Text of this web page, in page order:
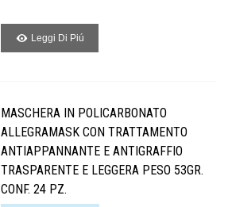
Leggi Di Piú
MASCHERA IN POLICARBONATO
ALLEGRAMASK CON TRATTAMENTO
ANTIAPPANNANTE E ANTIGRAFFIO
TRASPARENTE E LEGGERA PESO 53GR.
CONF. 24 PZ.